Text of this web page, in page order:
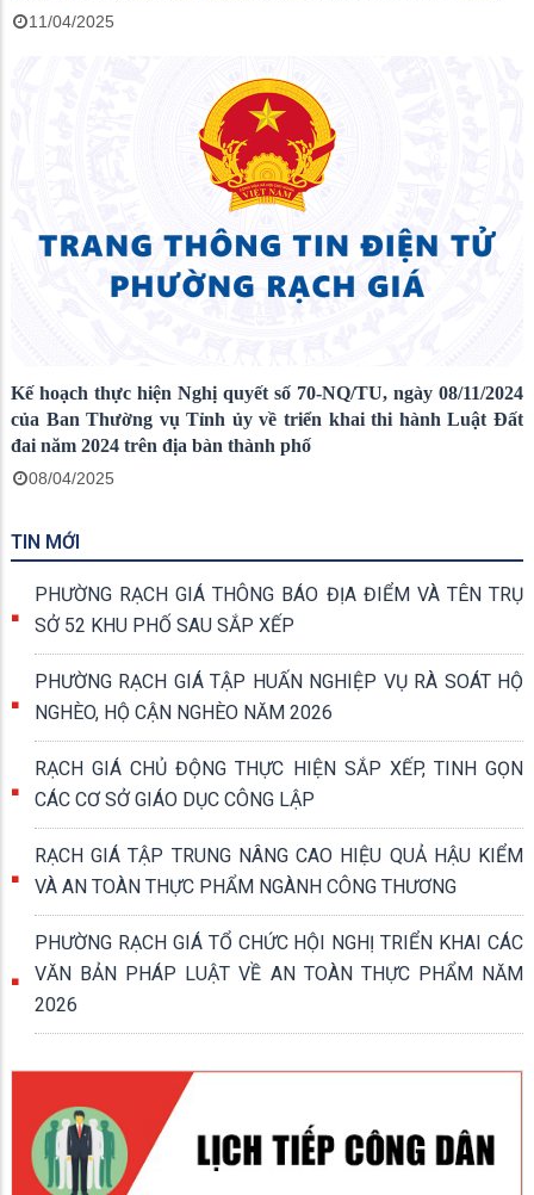
11/04/2025
Kế hoạch thực hiện Nghị quyết số 70-NQ/TU, ngày 08/11/2024
của Ban Thường vụ Tỉnh ủy về triển khai thi hành Luật Đất
đai năm 2024 trên địa bàn thành phố
08/04/2025
TIN MỚI
PHƯỜNG RẠCH GIÁ THÔNG BÁO ĐỊA ĐIỂM VÀ TÊN TRỤ
SỞ 52 KHU PHỐ SAU SẮP XẾP
PHƯỜNG RẠCH GIÁ TẬP HUẤN NGHIỆP VỤ RÀ SOÁT HỘ
NGHÈO, HỘ CẬN NGHÈO NĂM 2026
RẠCH GIÁ CHỦ ĐỘNG THỰC HIỆN SẮP XẾP, TINH GỌN
CÁC CƠ SỞ GIÁO DỤC CÔNG LẬP
RẠCH GIÁ TẬP TRUNG NÂNG CAO HIỆU QUẢ HẬU KIỂM
VÀ AN TOÀN THỰC PHẨM NGÀNH CÔNG THƯƠNG
PHƯỜNG RẠCH GIÁ TỔ CHỨC HỘI NGHỊ TRIỂN KHAI CÁC
VĂN BẢN PHÁP LUẬT VỀ AN TOÀN THỰC PHẨM NĂM
2026